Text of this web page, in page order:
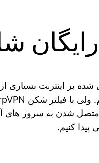
بر اینترنت
شدن به سرور های
کنیم.